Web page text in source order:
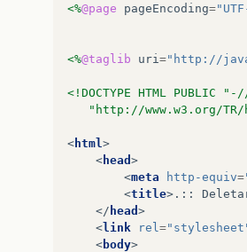
<%@page pageEncoding=
<%@taglib uri ="http://
<!DOCTYPE HTML PUBLIC
"http://www.w3.org/
< html >
< head >
<meta http-equiv=
<title> .::
</ head >
<link rel =
<body>